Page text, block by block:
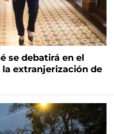
se debatirá en el
la extranjerización de